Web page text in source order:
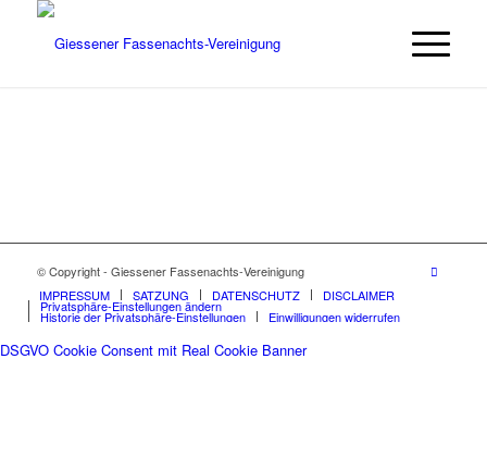
© Copyright - Giessener Fassenachts-Vereinigung
IMPRESSUM
SATZUNG DATENSCHUTZ DISCLAIMER
Privatsphäre-Einstellungen ändern
Historie der Privatsphäre-Einstellungen Einwilligungen widerrufen
DSGVO Cookie Consent mit Real Cookie Banner